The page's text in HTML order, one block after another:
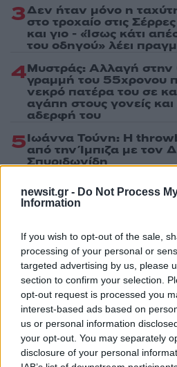
newsit.gr - Do Not Process
Information
If you wish to opt-out of the sale,
processing of your personal or
targeted advertising by us, please
section to confirm your selection.
opt-out request is processed you
interest-based ads based on
us or personal information
your opt-out. You may separately
disclosure of your personal
3Δεν ήταν μόνο η
στο τροχαίο στις
και γιο - «Ίσως κάτι
του οδηγού» λέει
4Μυστράς: Αλλαγή στην
γραμμή του 55χρονου
νεκρό πατέρα του σε
αγάπη στους γονείς
αδερφή του
5Ιωάννα Τούνη: Η
από την Ίμπιζα με τον
Σπυριδωνίδη
Πιο
100 Marfin: Η 46χρονη
να απολογηθεί την
συμμετείχε στη
100.000 άτομα»
90 Βγήκαν ξανά τα
για τη Δημοκρατία:
Γρατσία και Γαλανός
κίνημα σε φοβικό
71 Μεταφορές